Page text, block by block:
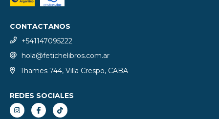
CONTACTANOS
+541147095222
hola@fetichelibros.com.ar
Thames 744, Villa Crespo, CABA
REDES SOCIALES